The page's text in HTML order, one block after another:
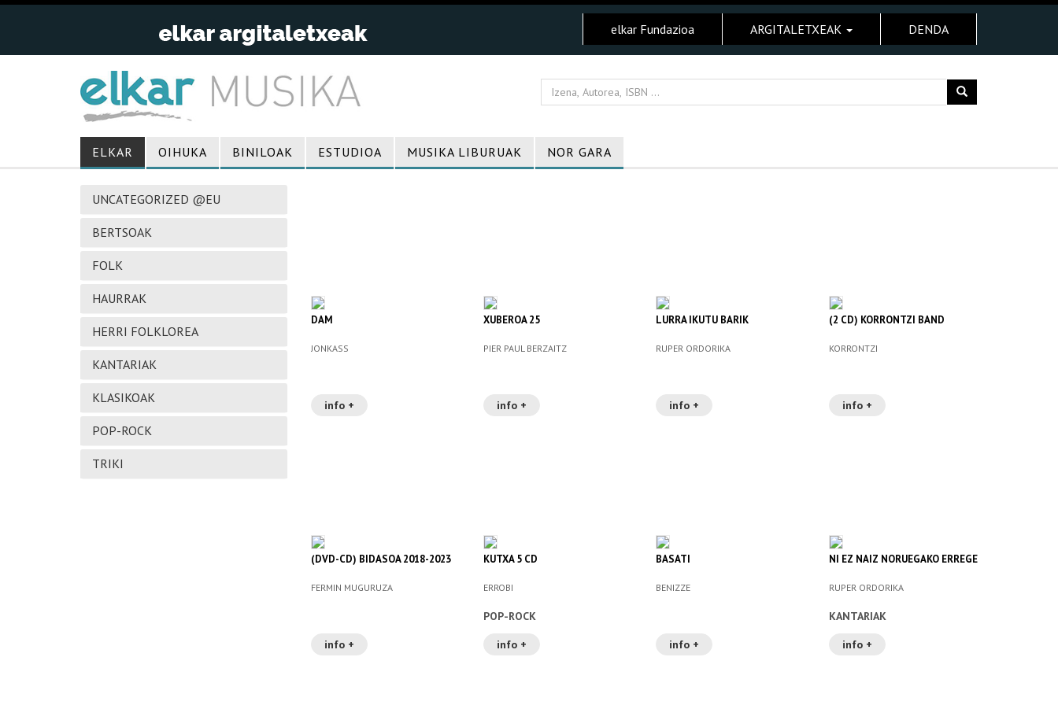
elkar Fundazioa ARGITALETXEAK DENDA
ELKAR OIHUKA BINILOAK ESTUDIOA MUSIKA LIBURUAK NOR GARA
UNCATEGORIZED @EU
BERTSOAK
FOLK
HAURRAK
HERRI FOLKLOREA
KANTARIAK
KLASIKOAK
POP-ROCK
TRIKI
DAM
JONKASS
info +
XUBEROA 25
PIER PAUL BERZAITZ
info +
LURRA IKUTU BARIK
RUPER ORDORIKA
info +
(2 CD) KORRONTZI BAND
KORRONTZI
info +
(DVD-CD) BIDASOA 2018-2023
FERMIN MUGURUZA
info +
KUTXA 5 CD
ERROBI
POP-ROCK
info +
BASATI
BENIZZE
info +
NI EZ NAIZ NORUEGAKO ERREGE
RUPER ORDORIKA
KANTARIAK
info +